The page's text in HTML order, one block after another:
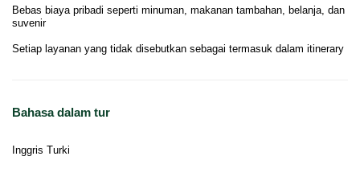
Bebas biaya pribadi seperti minuman, makanan tambahan, belanja, dan
suvenir
Setiap layanan yang tidak disebutkan sebagai termasuk dalam itinerary
Bahasa dalam tur
Inggris Turki